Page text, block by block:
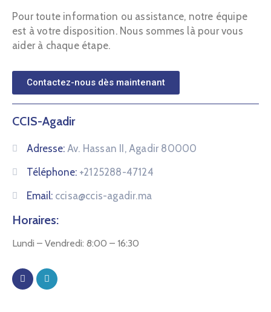
Pour toute information ou assistance, notre équipe
est à votre disposition. Nous sommes là pour vous
aider à chaque étape.
Contactez-nous dès maintenant
CCIS-Agadir
Adresse: Av. Hassan II, Agadir 80000
Téléphone: +2125288-47124
Email: ccisa@ccis-agadir.ma
Horaires:
Lundi – Vendredi: 8:00 – 16:30